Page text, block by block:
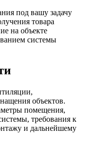
под вашу задачу
товара
на объекте
системы
объектов.
помещения,
требования к
и дальнейшему